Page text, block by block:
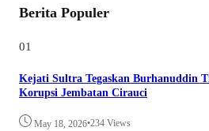
Berita Populer
01
Kejati Sultra Tegaskan Burhanuddin
Korupsi Jembatan Cirauci
May 18, 2026•234 Views